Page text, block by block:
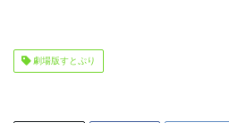
劇場版すとぷり